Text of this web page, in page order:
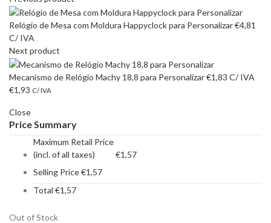
Relógio de Mesa com Moldura Happyclock para Personalizar€4,81
C/ IVA
Next product
Mecanismo de Relógio Machy 18,8 para Personalizar€1,83 C/ IVA
€1,93 C/ IVA
Close
Price Summary
Maximum Retail Price
(incl. of all taxes)
€1,57
Selling Price€1,57
Total €1,57
Out of Stock